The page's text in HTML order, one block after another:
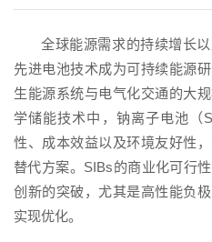
全球能源需求的持续增长
先进电池技术成为可持续能源
生能源系统与电气化交通的大
学储能技术中，钠离子电池（
性、成本效益以及环境友好性
替代方案。SIBs的商业化可行
创新的突破，尤其是高性能负
实现优化。